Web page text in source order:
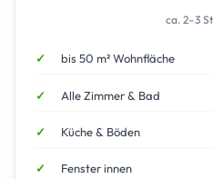
ca. 2–3
bis 50 m² Wohnfläche
Alle Zimmer & Bad
Küche & Böden
Fenster innen